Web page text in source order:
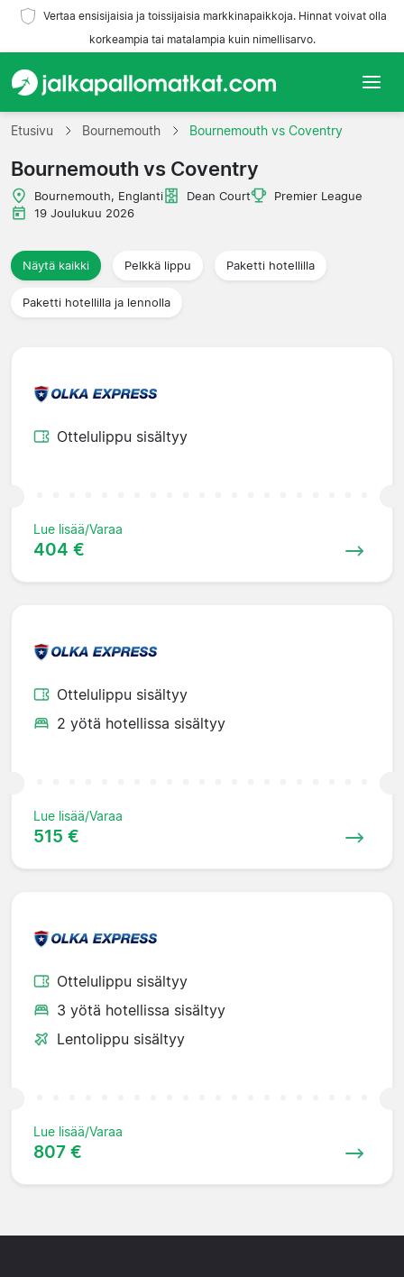
Vertaa ensisijaisia ja toissijaisia markkinapaikkoja. Hinnat voivat olla
korkeampia tai matalampia kuin nimellisarvo.
Etusivu
Joukkueet
Liigat
Matkatoimistoja
Etusivu Bournemouth Bournemouth vs Coventry
Bournemouth vs Coventry
Bournemouth, Englanti Dean Court
Premier League
19 Joulukuu 2026
Näytä kaikki Pelkkä lippu Paketti hotellilla
Paketti hotellilla ja lennolla
Ottelulippu sisältyy
Lue lisää/Varaa
404 €
Ottelulippu sisältyy
2 yötä hotellissa sisältyy
Lue lisää/Varaa
515 €
Ottelulippu sisältyy
3 yötä hotellissa sisältyy
Lentolippu sisältyy
Lue lisää/Varaa
807 €